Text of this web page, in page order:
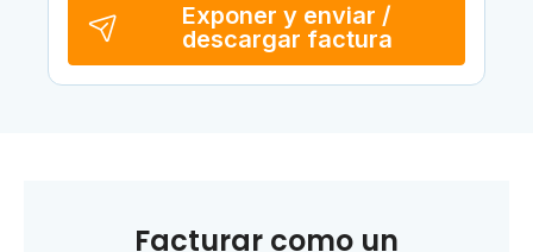
Exponer y enviar /
descargar factura
Facturar como un